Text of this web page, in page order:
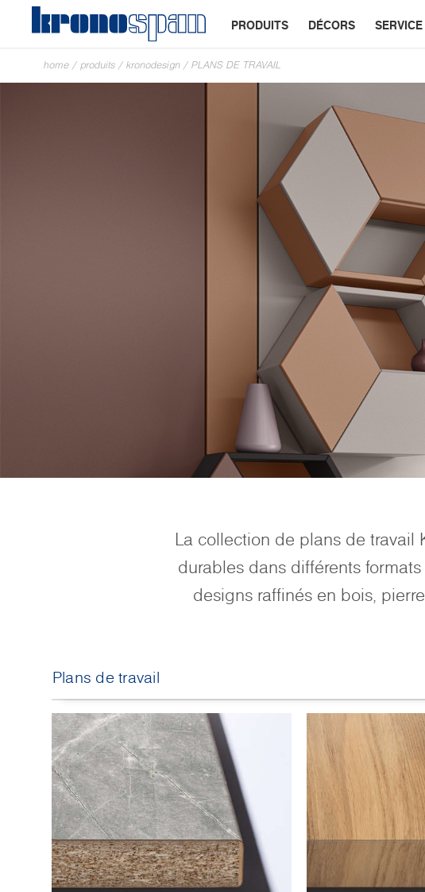
PRODUITS DÉCORS
home / produits / kronodesign / PLANS DE TRAVAIL
La collection de plans de travail
durables dans différents
designs raffinés en bois,
Plans de travail